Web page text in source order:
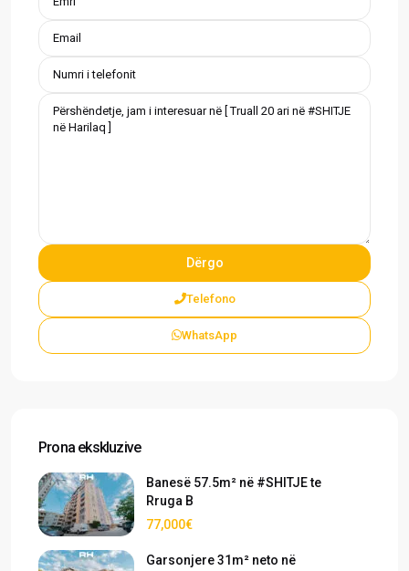
Telefono
WhatsApp
Prona ekskluzive
Banesë 57.5m² në #SHITJE te
Rruga B
77,000€
Garsonjere 31m² neto në